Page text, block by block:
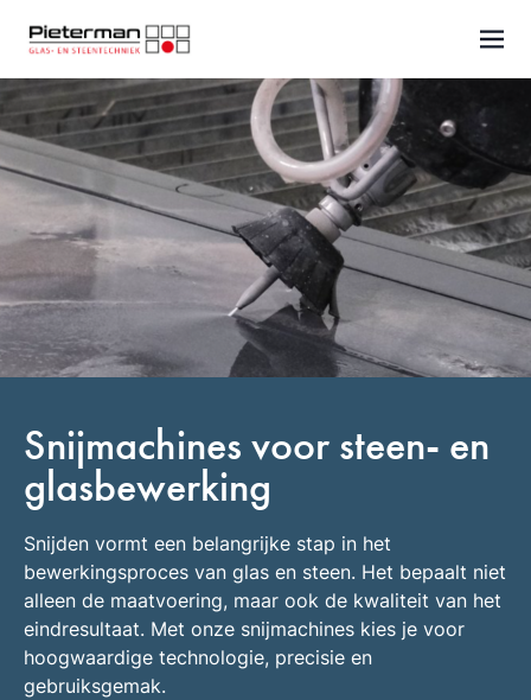
Snijmachines voor steen- en
glasbewerking
Snijden vormt een belangrijke stap in het
bewerkingsproces van glas en steen. Het bepaalt niet
alleen de maatvoering, maar ook de kwaliteit van het
eindresultaat. Met onze snijmachines kies je voor
hoogwaardige technologie, precisie en
gebruiksgemak.